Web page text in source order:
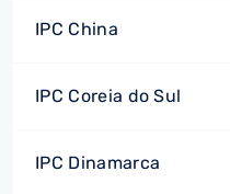
IPC China
IPC Coreia do Sul
IPC Dinamarca